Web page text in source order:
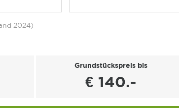
2024)
Grundstückspreis bis
€ 140.-